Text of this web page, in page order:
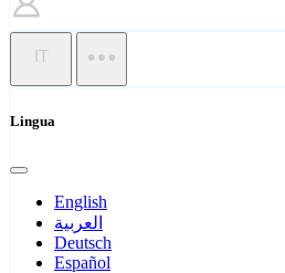
IT
Lingua
English
العربية
Deutsch
Español